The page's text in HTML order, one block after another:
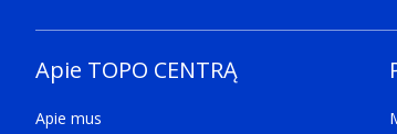
Country where the device is made. Aka
Airija, Puerto Rikas, Singapūras,
Number of products per box.
Apie TOPO CENTRĄ
Apie mus